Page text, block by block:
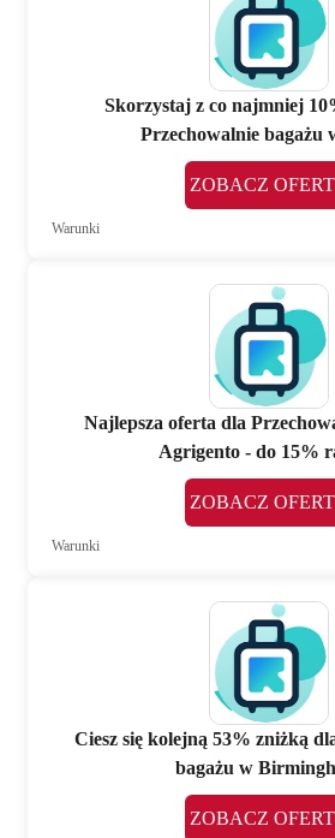
Skorzystaj z co najmniej
Przechowalnie bagażu
ZOBACZ
Warunki
Najlepsza oferta dla
Agrigento - do 15%
ZOBACZ
Warunki
Ciesz się kolejną 53% zniżką
bagażu w
ZOBACZ